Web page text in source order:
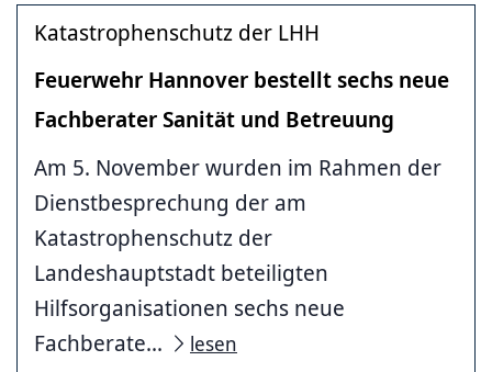
Katastrophenschutz der LHH
Feuerwehr Hannover bestellt sechs neue
Fachberater Sanität und Betreuung
Am 5. November wurden im Rahmen der
Dienstbesprechung der am
Katastrophenschutz der
Landeshauptstadt beteiligten
Hilfsorganisationen sechs neue
Fachberate...
lesen